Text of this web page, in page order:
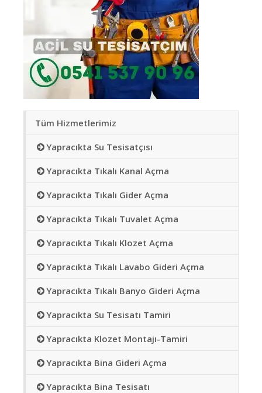
Tüm Hizmetlerimiz
Yapracıkta Su Tesisatçısı
Yapracıkta Tıkalı Kanal Açma
Yapracıkta Tıkalı Gider Açma
Yapracıkta Tıkalı Tuvalet Açma
Yapracıkta Tıkalı Klozet Açma
Yapracıkta Tıkalı Lavabo Gideri Açma
Yapracıkta Tıkalı Banyo Gideri Açma
Yapracıkta Su Tesisatı Tamiri
Yapracıkta Klozet Montajı-Tamiri
Yapracıkta Bina Gideri Açma
Yapracıkta Bina Tesisatı